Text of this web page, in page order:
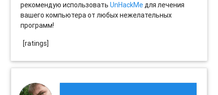
рекомендую использоватьUnHackMeдля лечения
вашего компьютера от любых нежелательных
программ!
[ratings]